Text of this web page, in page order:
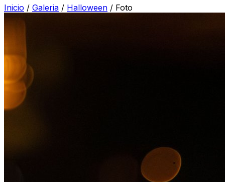
Inicio / Galeria / Halloween / Foto